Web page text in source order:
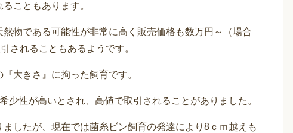
こともあります。
物である可能性が非常に高く販売価格も数万円～（場合
されることもあるようです。
大きさ』に拘った飼育です。
少性が高いとされ、高値で取引されることがありました。
ましたが、現在では菌糸ビン飼育の発達により8ｃｍ越えも